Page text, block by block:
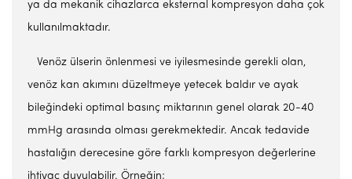
ya da mekanik cihazlarca eksternal kompresyon daha çok
kullanılmaktadır.
Venöz ülserin önlenmesi ve iyilesmesinde gerekli olan,
venöz kan akımını düzeltmeye yetecek baldır ve ayak
bileğindeki optimal basınç miktarının genel olarak 20-40
mmHg arasında olması gerekmektedir. Ancak tedavide
hastalığın derecesine göre farklı kompresyon değerlerine
ihtiyaç duyulabilir. Örneğin;